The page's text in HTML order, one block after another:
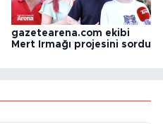
gazetearena.com ekibi
Mert Irmağı projesini sordu